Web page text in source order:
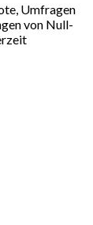
Umfragen
von Null-